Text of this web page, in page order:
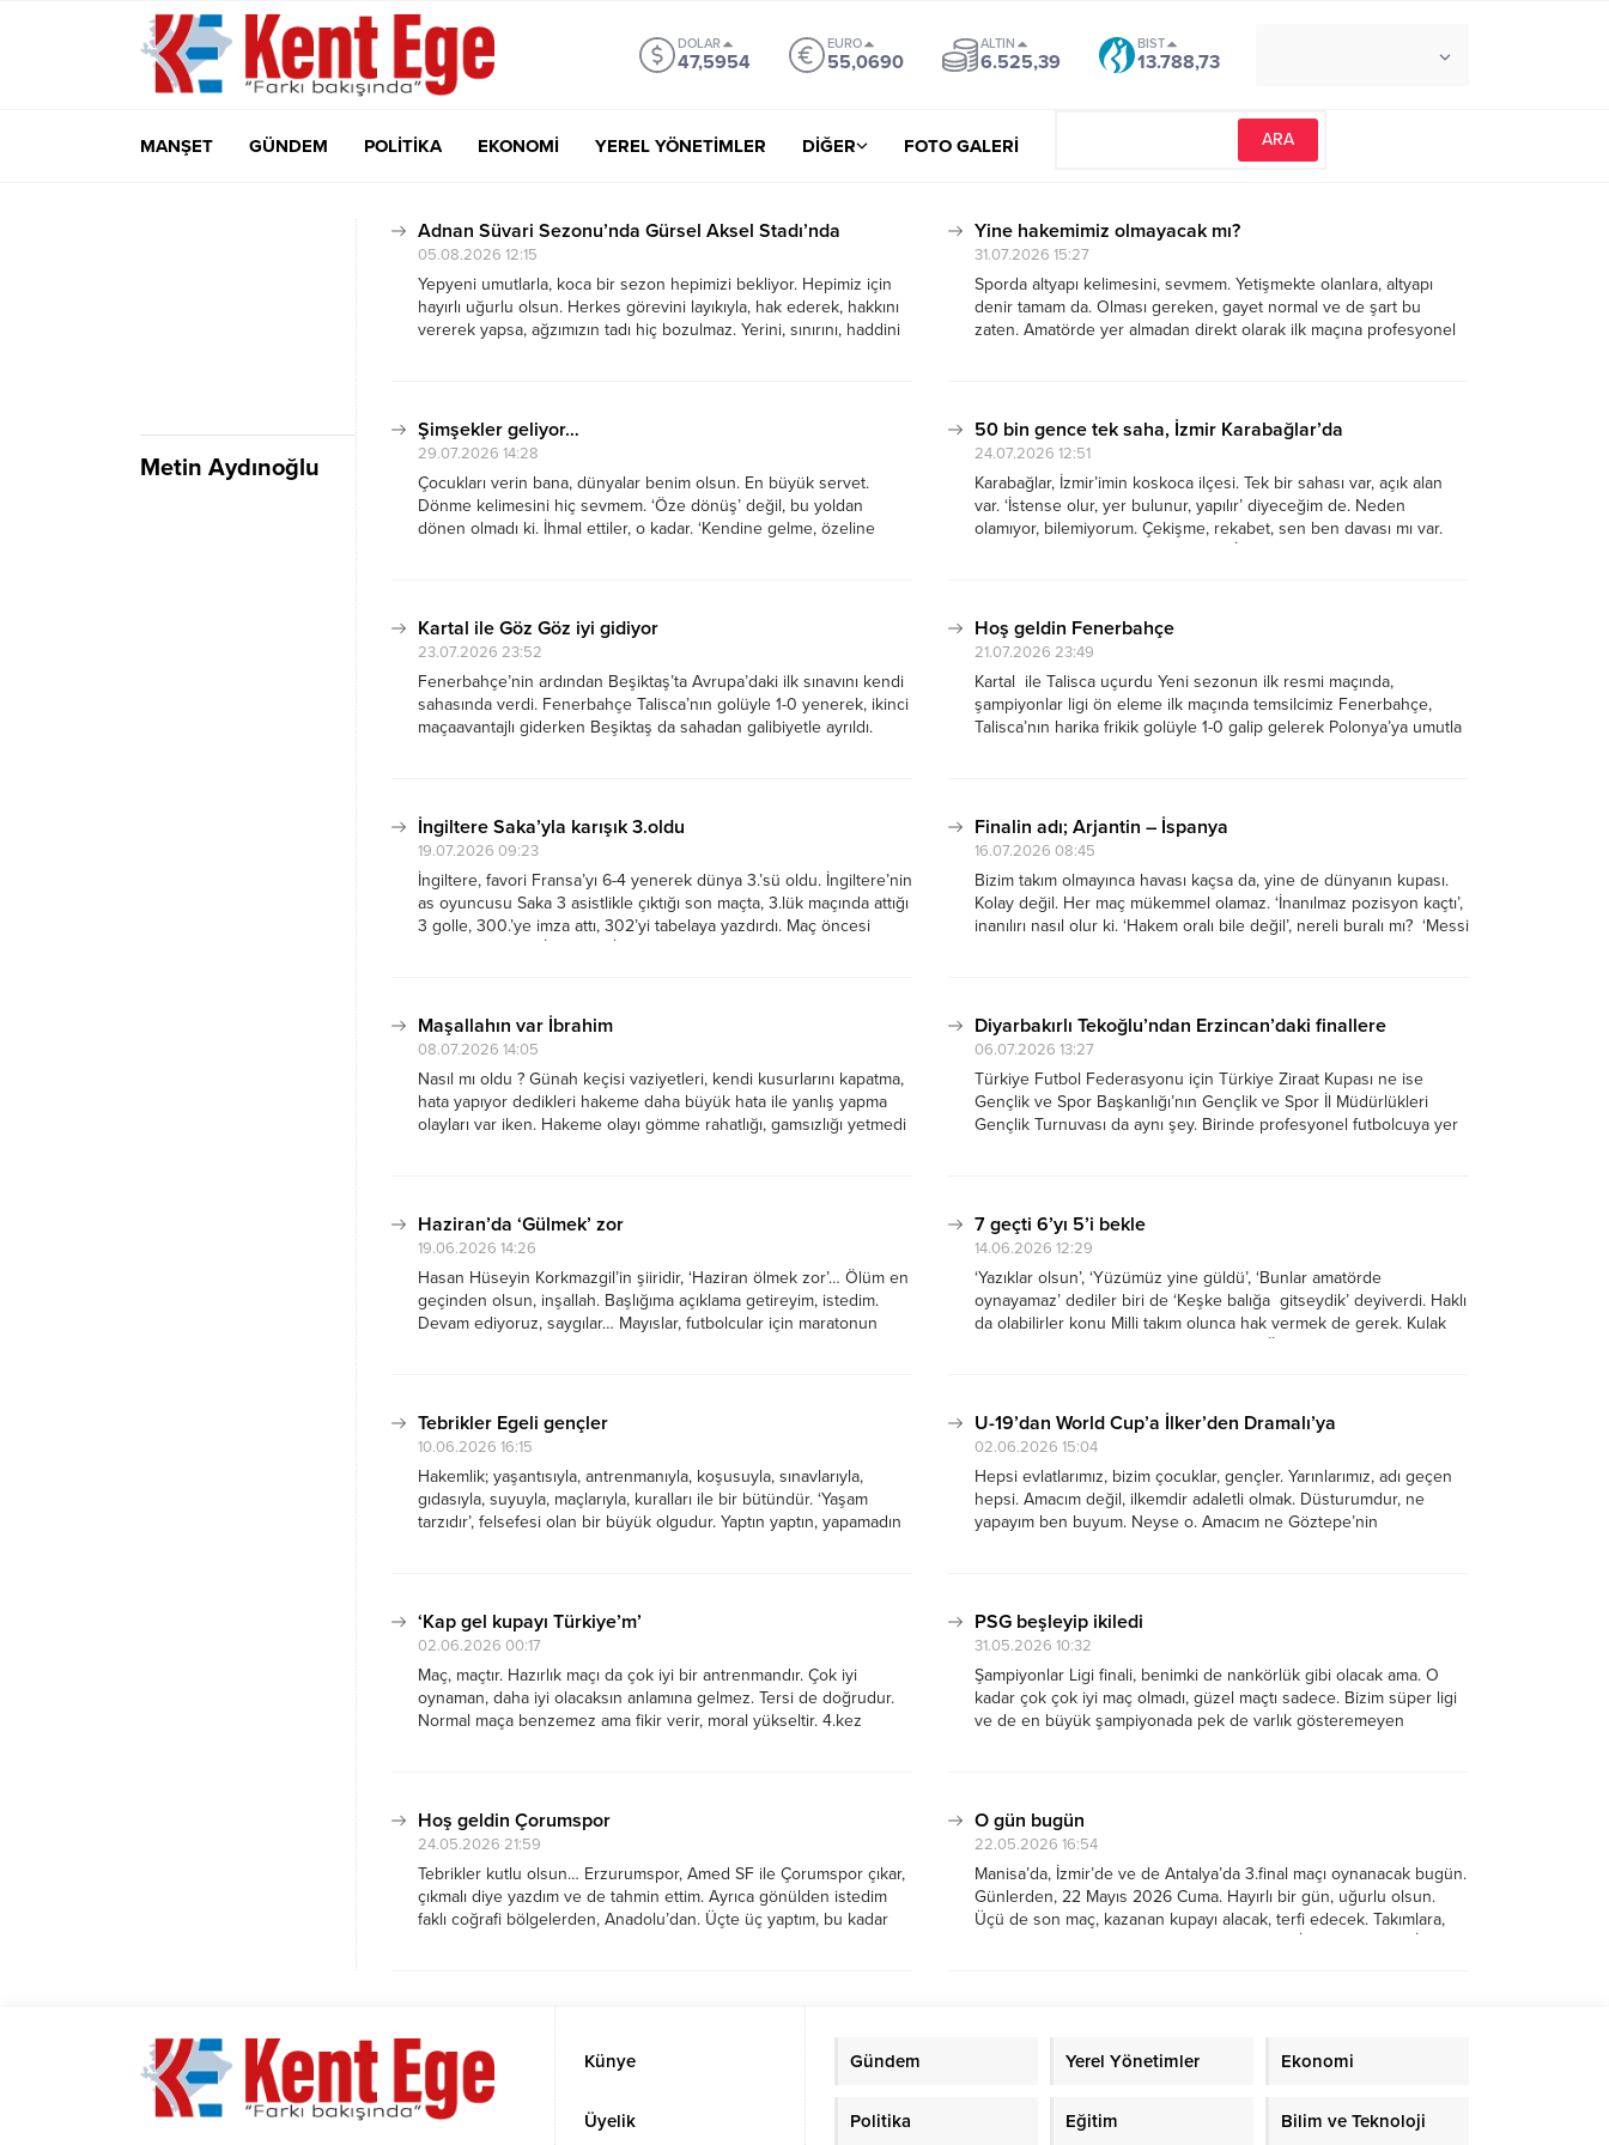
DOLAR
47,5954
EURO
55,0690
ALTIN
6.525,39
BIST
13.788,73
MANŞET GÜNDEM POLİTİKA EKONOMİ YEREL YÖNETİMLER DİĞER FOTO GALERİ
Metin Aydınoğlu
Adnan Süvari Sezonu’nda Gürsel Aksel Stadı’nda
05.08.2026 12:15
Yepyeni umutlarla, koca bir sezon hepimizi bekliyor. Hepimiz için
hayırlı uğurlu olsun. Herkes görevini layıkıyla, hak ederek, hakkını
vererek yapsa, ağzımızın tadı hiç bozulmaz. Yerini, sınırını, haddini
Yine hakemimiz olmayacak mı?
31.07.2026 15:27
Sporda altyapı kelimesini, sevmem. Yetişmekte olanlara, altyapı
denir tamam da. Olması gereken, gayet normal ve de şart bu
zaten. Amatörde yer almadan direkt olarak ilk maçına profesyonel
Şimşekler geliyor…
29.07.2026 14:28
Çocukları verin bana, dünyalar benim olsun. En büyük servet.
Dönme kelimesini hiç sevmem. ‘Öze dönüş’ değil, bu yoldan
dönen olmadı ki. İhmal ettiler, o kadar. ‘Kendine gelme, özeline
50 bin gence tek saha, İzmir Karabağlar’da
24.07.2026 12:51
Karabağlar, İzmir’imin koskoca ilçesi. Tek bir sahası var, açık alan
var. ‘İstense olur, yer bulunur, yapılır’ diyeceğim de. Neden
olamıyor, bilemiyorum. Çekişme, rekabet, sen ben davası mı var.
Kartal ile Göz Göz iyi gidiyor
23.07.2026 23:52
Fenerbahçe’nin ardından Beşiktaş’ta Avrupa’daki ilk sınavını kendi
sahasında verdi. Fenerbahçe Talisca’nın golüyle 1-0 yenerek, ikinci
maçaavantajlı giderken Beşiktaş da sahadan galibiyetle ayrıldı.
Hoş geldin Fenerbahçe
21.07.2026 23:49
Kartal ile Talisca uçurdu Yeni sezonun ilk resmi maçında,
şampiyonlar ligi ön eleme ilk maçında temsilcimiz Fenerbahçe,
Talisca’nın harika frikik golüyle 1-0 galip gelerek Polonya’ya umutla
İngiltere Saka’yla karışık 3.oldu
19.07.2026 09:23
İngiltere, favori Fransa’yı 6-4 yenerek dünya 3.’sü oldu. İngiltere’nin
as oyuncusu Saka 3 asistlikle çıktığı son maçta, 3.lük maçında attığı
3 golle, 300.’ye imza attı, 302’yi tabelaya yazdırdı. Maç öncesi
Finalin adı; Arjantin – İspanya
16.07.2026 08:45
Bizim takım olmayınca havası kaçsa da, yine de dünyanın kupası.
Kolay değil. Her maç mükemmel olamaz. ‘İnanılmaz pozisyon kaçtı’,
inanılırı nasıl olur ki. ‘Hakem oralı bile değil’, nereli buralı mı? ‘Messi
Maşallahın var İbrahim
08.07.2026 14:05
Nasıl mı oldu ? Günah keçisi vaziyetleri, kendi kusurlarını kapatma,
hata yapıyor dedikleri hakeme daha büyük hata ile yanlış yapma
olayları var iken. Hakeme olayı gömme rahatlığı, gamsızlığı yetmedi
Diyarbakırlı Tekoğlu’ndan Erzincan’daki finallere
06.07.2026 13:27
Türkiye Futbol Federasyonu için Türkiye Ziraat Kupası ne ise
Gençlik ve Spor Başkanlığı’nın Gençlik ve Spor İl Müdürlükleri
Gençlik Turnuvası da aynı şey. Birinde profesyonel futbolcuya yer
Haziran’da ‘Gülmek’ zor
19.06.2026 14:26
Hasan Hüseyin Korkmazgil’in şiiridir, ‘Haziran ölmek zor’… Ölüm en
geçinden olsun, inşallah. Başlığıma açıklama getireyim, istedim.
Devam ediyoruz, saygılar… Mayıslar, futbolcular için maratonun
7 geçti 6’yı 5’i bekle
14.06.2026 12:29
‘Yazıklar olsun’, ‘Yüzümüz yine güldü’, ‘Bunlar amatörde
oynayamaz’ dediler biri de ‘Keşke balığa gitseydik’ deyiverdi. Haklı
da olabilirler konu Milli takım olunca hak vermek de gerek. Kulak
Tebrikler Egeli gençler
10.06.2026 16:15
Hakemlik; yaşantısıyla, antrenmanıyla, koşusuyla, sınavlarıyla,
gıdasıyla, suyuyla, maçlarıyla, kuralları ile bir bütündür. ‘Yaşam
tarzıdır’, felsefesi olan bir büyük olgudur. Yaptın yaptın, yapamadın
U-19’dan World Cup’a İlker’den Dramalı’ya
02.06.2026 15:04
Hepsi evlatlarımız, bizim çocuklar, gençler. Yarınlarımız, adı geçen
hepsi. Amacım değil, ilkemdir adaletli olmak. Düsturumdur, ne
yapayım ben buyum. Neyse o. Amacım ne Göztepe’nin
‘Kap gel kupayı Türkiye’m’
02.06.2026 00:17
Maç, maçtır. Hazırlık maçı da çok iyi bir antrenmandır. Çok iyi
oynaman, daha iyi olacaksın anlamına gelmez. Tersi de doğrudur.
Normal maça benzemez ama fikir verir, moral yükseltir. 4.kez
PSG beşleyip ikiledi
31.05.2026 10:32
Şampiyonlar Ligi finali, benimki de nankörlük gibi olacak ama. O
kadar çok çok iyi maç olmadı, güzel maçtı sadece. Bizim süper ligi
ve de en büyük şampiyonada pek de varlık gösteremeyen
Hoş geldin Çorumspor
24.05.2026 21:59
Tebrikler kutlu olsun… Erzurumspor, Amed SF ile Çorumspor çıkar,
çıkmalı diye yazdım ve de tahmin ettim. Ayrıca gönülden istedim
faklı coğrafi bölgelerden, Anadolu’dan. Üçte üç yaptım, bu kadar
O gün bugün
22.05.2026 16:54
Manisa’da, İzmir’de ve de Antalya’da 3.final maçı oynanacak bugün.
Günlerden, 22 Mayıs 2026 Cuma. Hayırlı bir gün, uğurlu olsun.
Üçü de son maç, kazanan kupayı alacak, terfi edecek. Takımlara,
Künye
Üyelik
Gündem Yerel Yönetimler Ekonomi
Politika Eğitim Bilim ve Teknoloji